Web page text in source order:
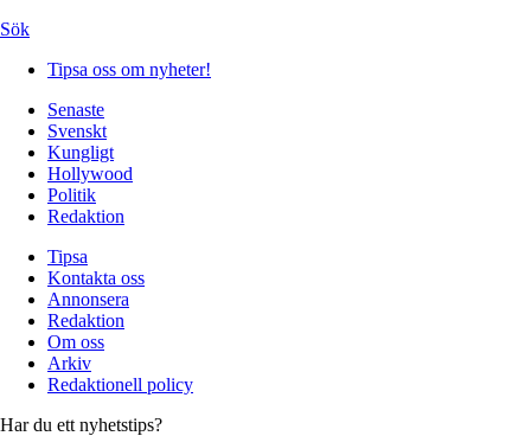
Sök
Tipsa oss om nyheter!
Senaste
Svenskt
Kungligt
Hollywood
Politik
Redaktion
Tipsa
Kontakta oss
Annonsera
Redaktion
Om oss
Arkiv
Redaktionell policy
Har du ett nyhetstips?